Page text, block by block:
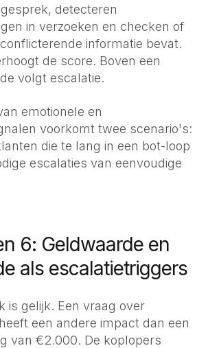
detecteren
in verzoeken en checken of
informatie bevat.
de score. Boven een
volgt escalatie.
emotionele en
voorkomt twee scenario's:
die te lang in een bot-loop
escalaties van eenvoudige
6: Geldwaarde en
als escalatietriggers
is gelijk. Een vraag over
een andere impact dan een
van €2.000. De koplopers